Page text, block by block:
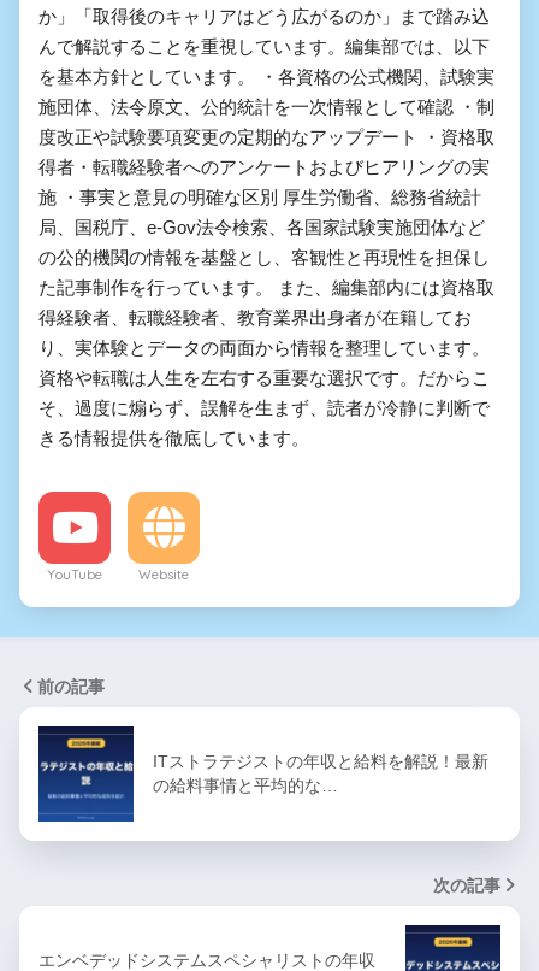
か」「取得後のキャリアはどう広がるのか」まで踏み込
んで解説することを重視しています。編集部では、以下
を基本方針としています。 ・各資格の公式機関、試験実
施団体、法令原文、公的統計を一次情報として確認 ・制
度改正や試験要項変更の定期的なアップデート ・資格取
得者・転職経験者へのアンケートおよびヒアリングの実
施 ・事実と意見の明確な区別 厚生労働省、総務省統計
局、国税庁、e-Gov法令検索、各国家試験実施団体など
の公的機関の情報を基盤とし、客観性と再現性を担保し
た記事制作を行っています。 また、編集部内には資格取
得経験者、転職経験者、教育業界出身者が在籍してお
り、実体験とデータの両面から情報を整理しています。
資格や転職は人生を左右する重要な選択です。だからこ
そ、過度に煽らず、誤解を生まず、読者が冷静に判断で
きる情報提供を徹底しています。
YouTube Website
前の記事
ITストラテジストの年収と給料を解説！最新
の給料事情と平均的な…
次の記事
エンベデッドシステムスペシャリストの年収